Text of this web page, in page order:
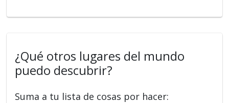
¿Qué otros lugares del mundo
puedo descubrir?
Suma a tu lista de cosas por hacer: